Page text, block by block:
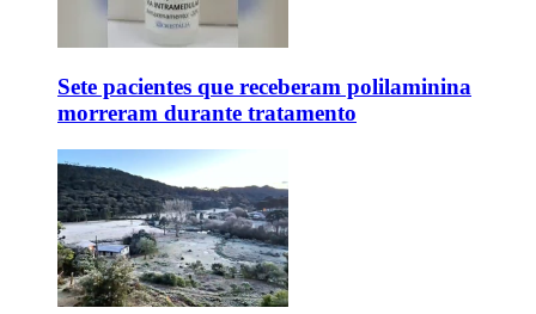
Sete pacientes que receberam polilaminina
morreram durante tratamento